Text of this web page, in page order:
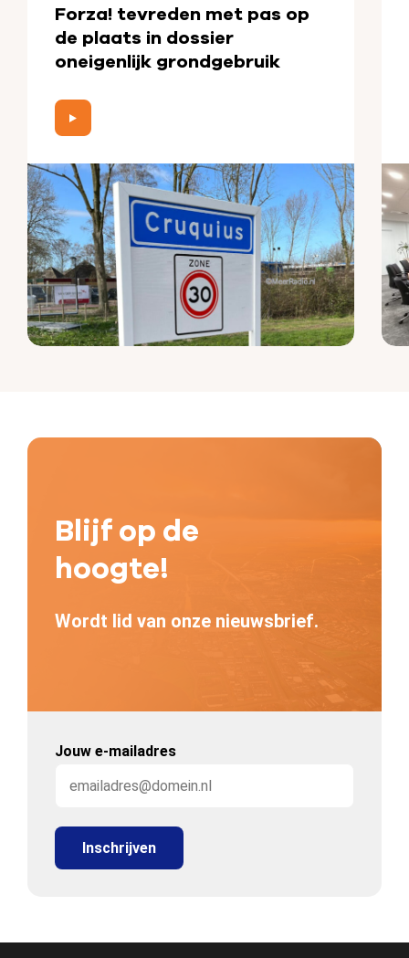
Forza! tevreden met pas op
de plaats in dossier
oneigenlijk grondgebruik
Blijf op de
hoogte!
Wordt lid van onze nieuwsbrief.
Jouw e-mailadres